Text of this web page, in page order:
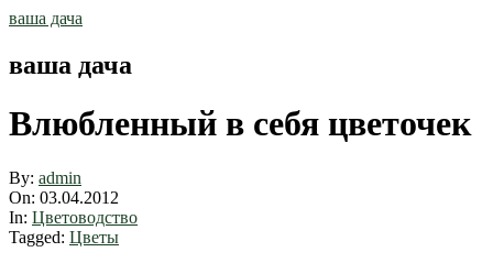
Skip
ваша дача
ваша дача
Влюбленный в себя цветочек
By: admin
On: 03.04.2012
In: Цветоводство
Tagged: Цветы